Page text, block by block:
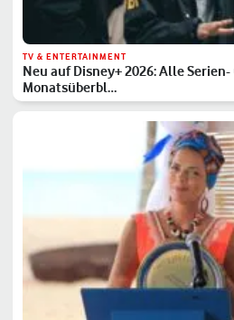
TV & ENTERTAINMENT
Neu auf Disney+ 2026: Alle
Monatsüberbl…